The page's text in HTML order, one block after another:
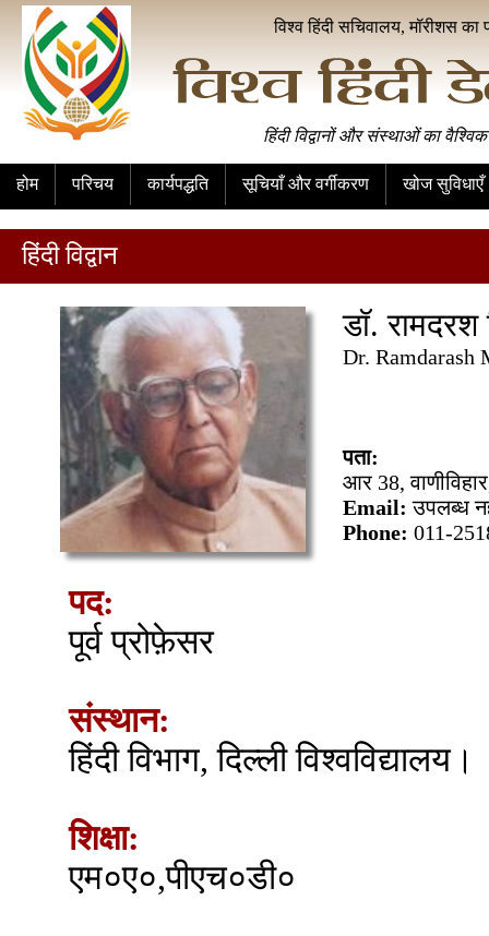
विश्व हिंदी सचिवालय, मॉरीशस का
हिंदी विद्वानों और संस्थाओं का
होम परिचय कार्यपद्धति सूचियाँ और वर्गीकरण खोज सुविधाएँ
हिंदी विद्वान
डॉ. रामदरश
Dr. Ramdarash
पता:
आर 38,
Email:उपलब्ध
Phone: 011-
पद:
पूर्व प्रोफ़ेसर
संस्थान:
हिंदी विभाग, दिल्ली विश्वविद्यालय।
शिक्षा:
एम०ए०,पीएच०डी०